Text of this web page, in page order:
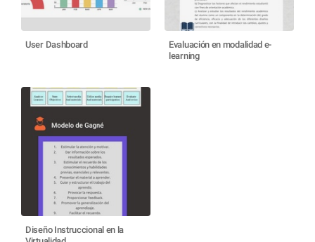
User Dashboard
Evaluación en modalidad e-
learning
Diseño Instruccional en la